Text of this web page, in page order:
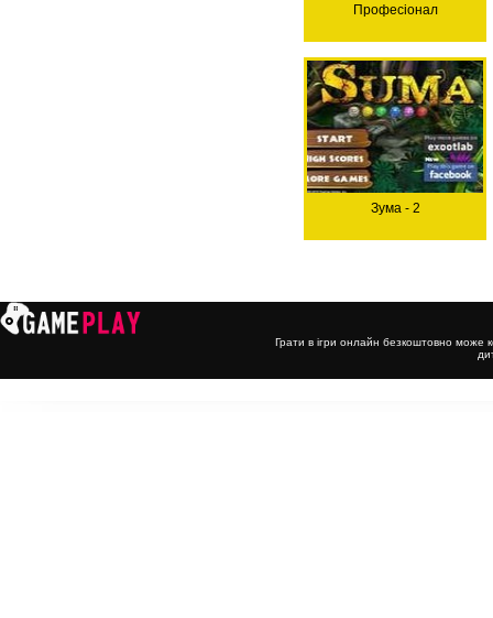
Професіонал
Зума - 2
Грати в ігри онлайн безкоштовно може